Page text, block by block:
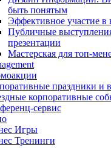
быть понятым
Эффективное участие в
Публичные
презентации
Мастерская для топ-
праздники и
корпоративные
сервис
Игры
Тренинги